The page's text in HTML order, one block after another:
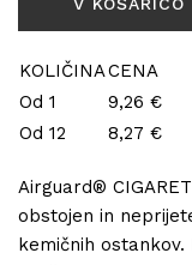
KOLIČINACENA
Od 1
9,26 €
Od 12
8,27 €
Airguard®
obstojen in
kemičnih